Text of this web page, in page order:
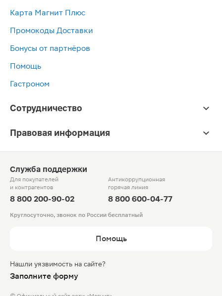
Карта Магнит Плюс
Промокоды Доставки
Бонусы от партнёров
Помощь
Гастроном
Сотрудничество
Правовая информация
Служба поддержки
Для покупателей
и контрагентов
8 800 200-90-02
Антикоррупционная
горячая линия
8 800 600-04-77
Круглосуточно, звонок по России бесплатный
Помощь
Нашли уязвимость на сайте?
Заполните форму